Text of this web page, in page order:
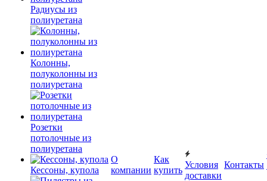
Радиусы из
полиуретана
Колонны,
полуколонны из
полиуретана
Розетки
потолочные из
полиуретана
Кессоны, купола
О
компании
Как
купить
Условия
доставки
Контакты